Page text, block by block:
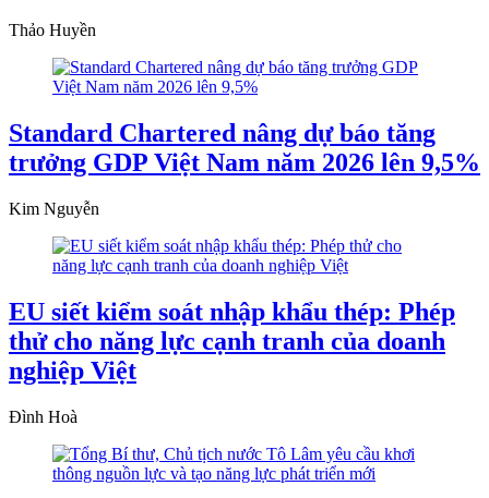
Thảo Huyền
Standard Chartered nâng dự báo tăng
trưởng GDP Việt Nam năm 2026 lên 9,5%
Kim Nguyễn
EU siết kiểm soát nhập khẩu thép: Phép
thử cho năng lực cạnh tranh của doanh
nghiệp Việt
Đình Hoà